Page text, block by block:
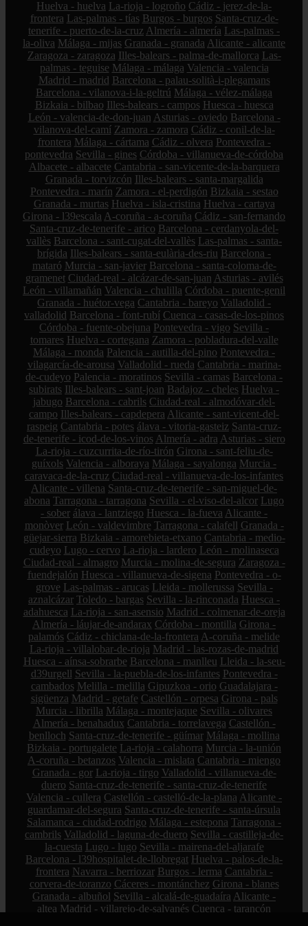
Huelva - huelva La-rioja - logroño Cádiz - jerez-de-la-
frontera Las-palmas - tías Burgos - burgos Santa-cruz-de-
tenerife - puerto-de-la-cruz Almería - almería Las-palmas -
la-oliva Málaga - mijas Granada - granada Alicante - alicante
Zaragoza - zaragoza Illes-balears - palma-de-mallorca Las-
palmas - teguise Málaga - málaga Valencia - valencia
Madrid - madrid Barcelona - palau-solità-i-plegamans
Barcelona - vilanova-i-la-geltrú Málaga - vélez-málaga
Bizkaia - bilbao Illes-balears - campos Huesca - huesca
León - valencia-de-don-juan Asturias - oviedo Barcelona -
vilanova-del-camí Zamora - zamora Cádiz - conil-de-la-
frontera Málaga - cártama Cádiz - olvera Pontevedra -
pontevedra Sevilla - gines Córdoba - villanueva-de-córdoba
Albacete - albacete Cantabria - san-vicente-de-la-barquera
Granada - torvizcón Illes-balears - santa-margalida
Pontevedra - marín Zamora - el-perdigón Bizkaia - sestao
Granada - murtas Huelva - isla-cristina Huelva - cartaya
Girona - l39escala A-coruña - a-coruña Cádiz - san-fernando
Santa-cruz-de-tenerife - arico Barcelona - cerdanyola-del-
vallès Barcelona - sant-cugat-del-vallès Las-palmas - santa-
brígida Illes-balears - santa-eulària-des-riu Barcelona -
mataró Murcia - san-javier Barcelona - santa-coloma-de-
gramenet Ciudad-real - alcázar-de-san-juan Asturias - avilés
León - villamañán Valencia - chulilla Córdoba - puente-genil
Granada - huétor-vega Cantabria - bareyo Valladolid -
valladolid Barcelona - font-rubí Cuenca - casas-de-los-pinos
Córdoba - fuente-obejuna Pontevedra - vigo Sevilla -
tomares Huelva - cortegana Zamora - pobladura-del-valle
Málaga - monda Palencia - autilla-del-pino Pontevedra -
vilagarcía-de-arousa Valladolid - rueda Cantabria - marina-
de-cudeyo Palencia - moratinos Sevilla - camas Barcelona -
subirats Illes-balears - sant-joan Badajoz - cheles Huelva -
jabugo Barcelona - cabrils Ciudad-real - almodóvar-del-
campo Illes-balears - capdepera Alicante - sant-vicent-del-
raspeig Cantabria - potes álava - vitoria-gasteiz Santa-cruz-
de-tenerife - icod-de-los-vinos Almería - adra Asturias - siero
La-rioja - cuzcurrita-de-río-tirón Girona - sant-feliu-de-
guíxols Valencia - alboraya Málaga - sayalonga Murcia -
caravaca-de-la-cruz Ciudad-real - villanueva-de-los-infantes
Alicante - villena Santa-cruz-de-tenerife - san-miguel-de-
abona Tarragona - tarragona Sevilla - el-viso-del-alcor Lugo
- sober álava - lantziego Huesca - la-fueva Alicante -
monòver León - valdevimbre Tarragona - calafell Granada -
güejar-sierra Bizkaia - amorebieta-etxano Cantabria - medio-
cudeyo Lugo - cervo La-rioja - lardero León - molinaseca
Ciudad-real - almagro Murcia - molina-de-segura Zaragoza -
fuendejalón Huesca - villanueva-de-sigena Pontevedra - o-
grove Las-palmas - arucas Lleida - mollerussa Sevilla -
aznalcázar Toledo - bargas Sevilla - la-rinconada Huesca -
adahuesca La-rioja - san-asensio Madrid - colmenar-de-oreja
Almería - láujar-de-andarax Córdoba - montilla Girona -
palamós Cádiz - chiclana-de-la-frontera A-coruña - melide
La-rioja - villalobar-de-rioja Madrid - las-rozas-de-madrid
Huesca - aínsa-sobrarbe Barcelona - manlleu Lleida - la-seu-
d39urgell Sevilla - la-puebla-de-los-infantes Pontevedra -
cambados Melilla - melilla Gipuzkoa - orio Guadalajara -
sigüenza Madrid - getafe Castellón - orpesa Girona - pals
Murcia - librilla Málaga - montejaque Sevilla - olivares
Almería - benahadux Cantabria - torrelavega Castellón -
benlloch Santa-cruz-de-tenerife - güímar Málaga - mollina
Bizkaia - portugalete La-rioja - calahorra Murcia - la-unión
A-coruña - betanzos Valencia - mislata Cantabria - miengo
Granada - gor La-rioja - tirgo Valladolid - villanueva-de-
duero Santa-cruz-de-tenerife - santa-cruz-de-tenerife
Valencia - cullera Castellón - castelló-de-la-plana Alicante -
guardamar-del-segura Santa-cruz-de-tenerife - santa-úrsula
Salamanca - ciudad-rodrigo Málaga - estepona Tarragona -
cambrils Valladolid - laguna-de-duero Sevilla - castilleja-de-
la-cuesta Lugo - lugo Sevilla - mairena-del-aljarafe
Barcelona - l39hospitalet-de-llobregat Huelva - palos-de-la-
frontera Navarra - berriozar Burgos - lerma Cantabria -
corvera-de-toranzo Cáceres - montánchez Girona - blanes
Granada - albuñol Sevilla - alcalá-de-guadaíra Alicante -
altea Madrid - villarejo-de-salvanés Cuenca - tarancón